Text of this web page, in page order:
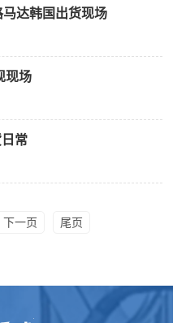
达韩国出货现场
现场
常
下一页 尾页